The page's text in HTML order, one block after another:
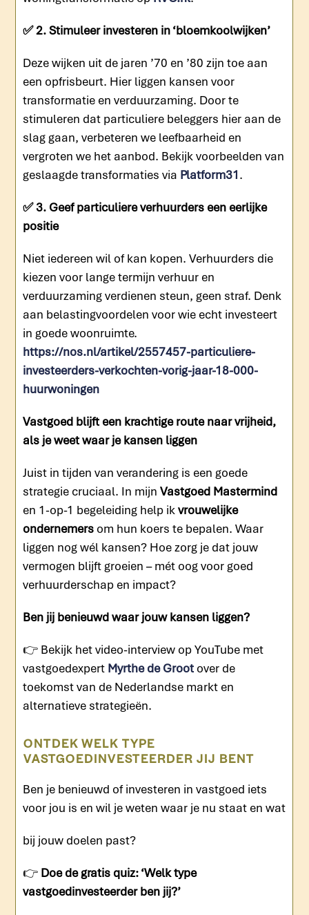
✅ 2. Stimuleer investeren in ‘bloemkoolwijken’
Deze wijken uit de jaren ’70 en ’80 zijn toe aan
een opfrisbeurt. Hier liggen kansen voor
transformatie en verduurzaming. Door te
stimuleren dat particuliere beleggers hier aan de
slag gaan, verbeteren we leefbaarheid en
vergroten we het aanbod. Bekijk voorbeelden van
geslaagde transformaties via Platform31.
✅ 3. Geef particuliere verhuurders een eerlijke
positie
Niet iedereen wil of kan kopen. Verhuurders die
kiezen voor lange termijn verhuur en
verduurzaming verdienen steun, geen straf. Denk
aan belastingvoordelen voor wie echt investeert
in goede woonruimte.
https://nos.nl/artikel/2557457-particuliere-
investeerders-verkochten-vorig-jaar-18-000-
huurwoningen
Vastgoed blijft een krachtige route naar vrijheid,
als je weet waar je kansen liggen
Juist in tijden van verandering is een goede
strategie cruciaal. In mijnVastgoed Mastermind
en 1-op-1 begeleiding help ikvrouwelijke
ondernemers om hun koers te bepalen. Waar
liggen nog wél kansen? Hoe zorg je dat jouw
vermogen blijft groeien – mét oog voor goed
verhuurderschap en impact?
Ben jij benieuwd waar jouw kansen liggen?
👉 Bekijk het video-interview op YouTube met
vastgoedexpert Myrthe de Groot over de
toekomst van de Nederlandse markt en
alternatieve strategieën.
ONTDEK WELK TYPE
VASTGOEDINVESTEERDER JIJ BENT
Ben je benieuwd of investeren in vastgoed iets
voor jou is en wil je weten waar je nu staat en wat
bij jouw doelen past?
👉 Doe de gratis quiz: ‘Welk type
vastgoedinvesteerder ben jij?’